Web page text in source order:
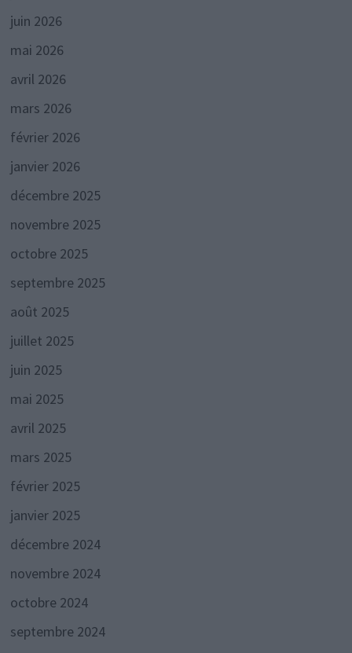
juin 2026
mai 2026
avril 2026
mars 2026
février 2026
janvier 2026
décembre 2025
novembre 2025
octobre 2025
septembre 2025
août 2025
juillet 2025
juin 2025
mai 2025
avril 2025
mars 2025
février 2025
janvier 2025
décembre 2024
novembre 2024
octobre 2024
septembre 2024